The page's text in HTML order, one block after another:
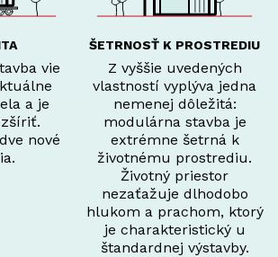
vie
a je
nové
ŠETRNOSŤ K PROSTREDIU
Z vyššie uvedených
vlastností vyplýva jedna
nemenej dôležitá:
modulárna stavba je
extrémne šetrná k
životnému prostrediu.
Životný priestor
nezaťažuje dlhodobo
hlukom a prachom, ktorý
je charakteristický u
štandardnej výstavby.